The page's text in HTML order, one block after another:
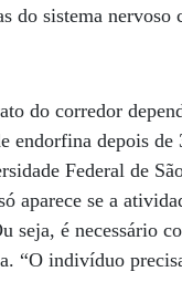
do sistema
do corredor
endorfina depois
Federal de
aparece se a
seja, é necessário
“O indivíduo